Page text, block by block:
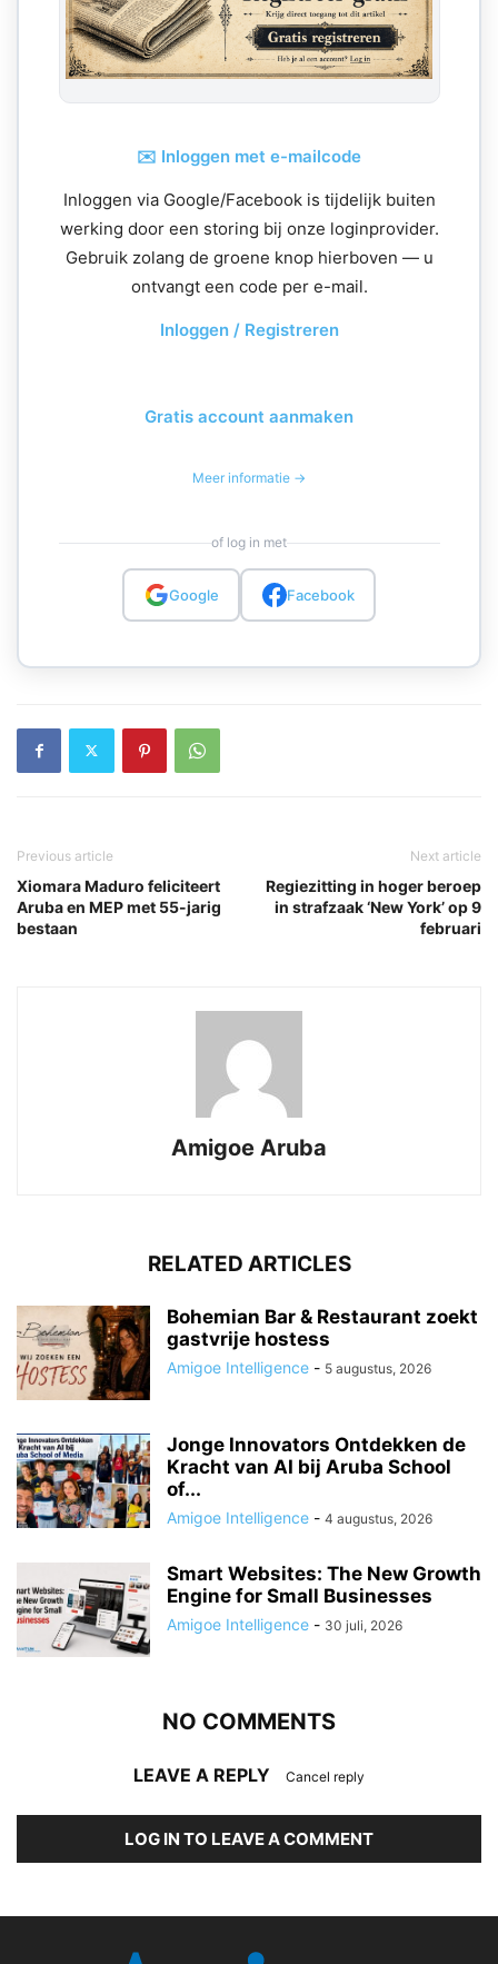
✉️ Inloggen met e-mailcode
Inloggen via Google/Facebook is tijdelijk buiten
werking door een storing bij onze loginprovider.
Gebruik zolang de groene knop hierboven — u
ontvangt een code per e-mail.
Inloggen / Registreren
Gratis account aanmaken
Meer informatie →
of log in met
Google Facebook
Previous article
Xiomara Maduro feliciteert
Aruba en MEP met 55-jarig
bestaan
Next article
Regiezitting in hoger beroep
in strafzaak ‘New York’ op 9
februari
Amigoe Aruba
RELATED ARTICLES
Bohemian Bar & Restaurant zoekt
gastvrije hostess
Amigoe Intelligence - 5 augustus, 2026
Jonge Innovators Ontdekken de
Kracht van AI bij Aruba School
of...
Amigoe Intelligence - 4 augustus, 2026
Smart Websites: The New Growth
Engine for Small Businesses
Amigoe Intelligence - 30 juli, 2026
NO COMMENTS
LEAVE A REPLY Cancel reply
LOG IN TO LEAVE A COMMENT